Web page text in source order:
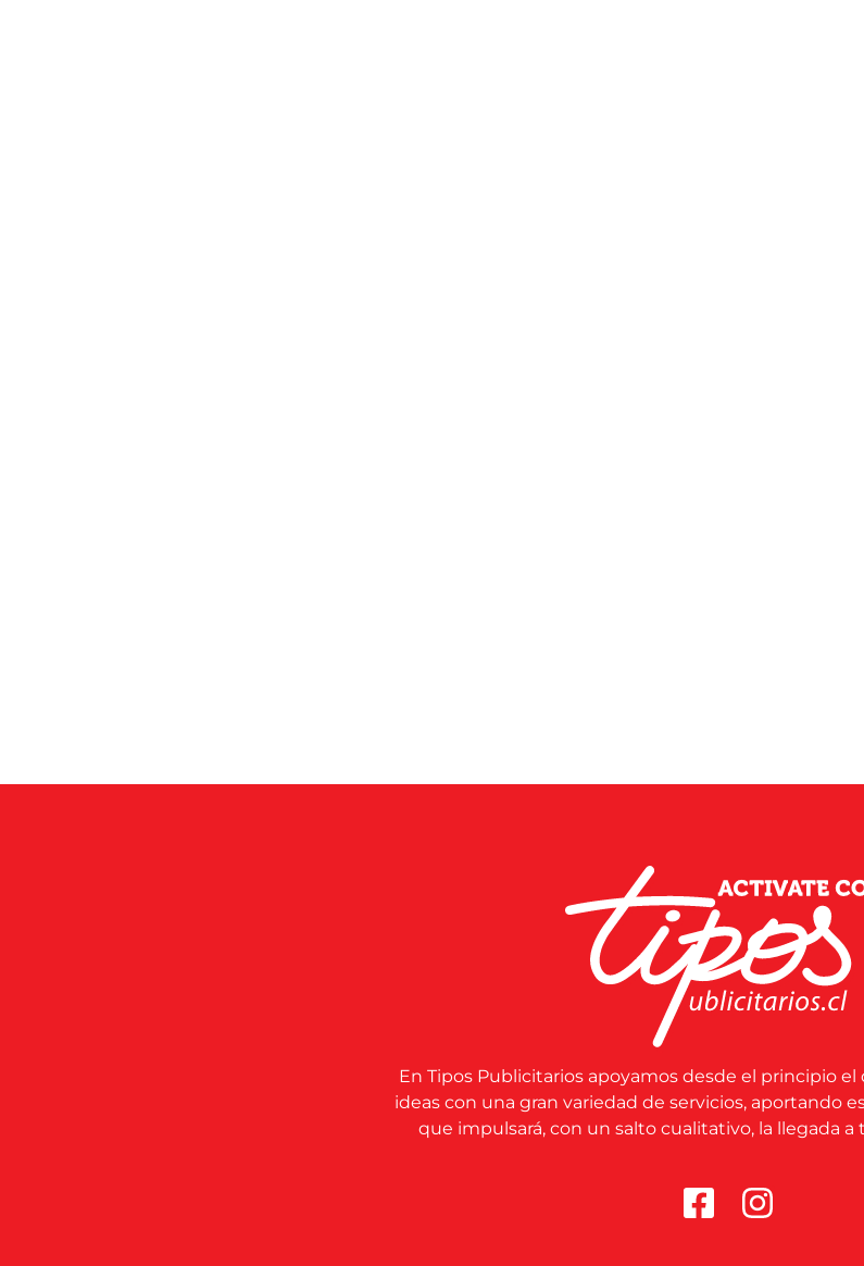
En Tipos Publicitarios apoyamos desde el principio
ideas con una gran variedad de servicios, aportando
que impulsará, con un salto cualitativo, la llegada a